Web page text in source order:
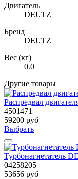
Двигатель
DEUTZ
Бренд
DEUTZ
Вес (кг)
0.0
Другие товары
Распредвал
4501471
59200 руб
Выбрать
Турбонагнетатель
04258205
53656 руб